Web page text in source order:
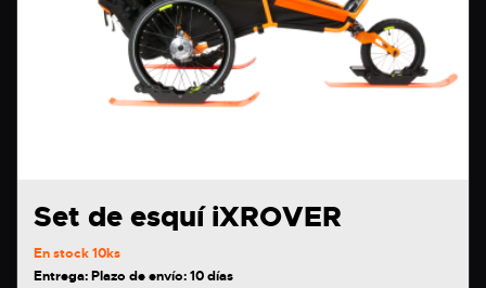
Set de esquí iXROVER
En stock10ks
Entrega: Plazo de envío: 10 días